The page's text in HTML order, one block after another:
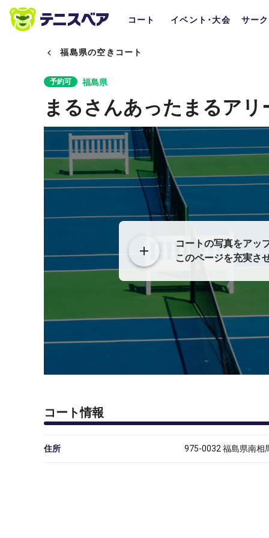
コート イベント･大会 サー
福島県の空きコート
予約可 福島県
まるさんあったまるアリ
コートの写真をアッ
このページを充実さ
コート情報
住所 975-0032 福島県南相